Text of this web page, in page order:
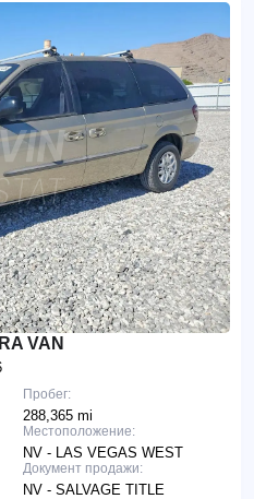
VAN
Пробег:
288,365 mi
Местоположение:
NV - LAS VEGAS WEST
Документ продажи:
NV - SALVAGE TITLE